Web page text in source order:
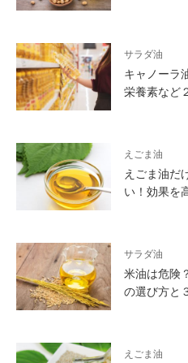
サラダ油
キャノーラ
栄養素など
えごま油
えごま油だ
い！効果を
サラダ油
米油は危険
の選び方と
えごま油